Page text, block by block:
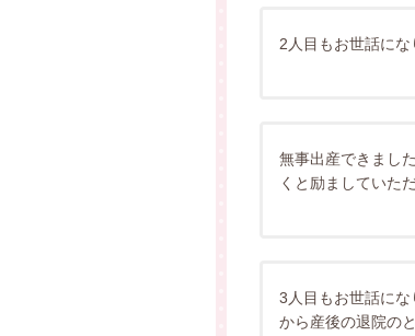
2人目もお世話に
無事出産できまし
くと励ましていた
3人目もお世話に
から産後の退院の